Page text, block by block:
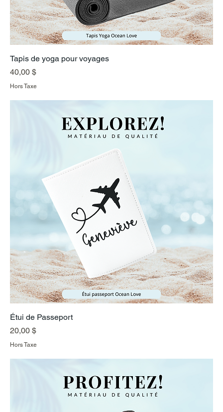
Tapis de yoga pour voyages
Prix
40,00 $
Hors Taxe
Étui de Passeport
Prix
20,00 $
Hors Taxe